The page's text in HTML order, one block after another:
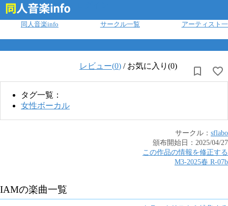
同人音楽info サークル一覧 アーティスト
レビュー(0) / お気に入り(0)
タグ一覧：
女性ボーカル
サークル： sflabo
頒布開始日： 2025/04/27
この作品の情報を修正する
M3-2025春 R-07b
IAMの楽曲一覧